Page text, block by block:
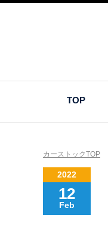
TOP
カーストックTOP
2022
12
Feb